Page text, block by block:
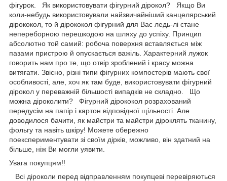
фігурок. Як використовувати фігурний дірокол? Якщо Ви
коли-небудь використовували найзвичайніший канцелярський
дірококол, то й дірококол фігурний для Вас ледь-лі стане
непереборною перешкодою на шляху до успіху. Принцип
абсолютно той самий: робоча поверхня вставляється між
пазами пристрою й опускається важіль. Характерний лужок
говорить нам про те, що отвір зроблений і красу можна
витягати. Звісно, різні типи фігурних компостерів мають свої
особливості, але, хоч як там буде, використовувати фігурний
дірокол у переважній більшості випадків не складно. Що
можна діроколити? Фігурний дірококол розрахований
передусім на папір і картон відповідної щільності. Але
доводилося бачити, як майстри та майстри діроклять тканину,
фольгу та навіть шкіру! Можете обережно
поекспериментувати зі своїм дірків, можливо, він здатний на
більше, ніж Ви могли уявити.
Увага покупцям!!
Всі діроколи перед відправленням покупцеві перевіряються